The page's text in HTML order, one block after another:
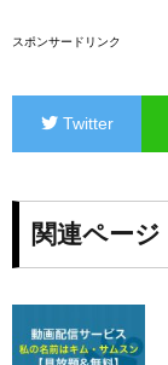
スポンサードリンク
Twitter
関連ページ